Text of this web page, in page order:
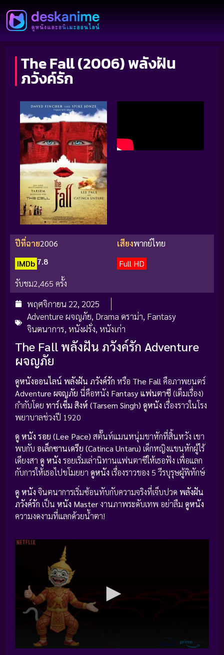
The Fall (2006) พลังฝัน
ภวังค์รัก
ปีที่ฉาย2006 เสียงพากย์ไทย
IMDb 7.8
Full HD
รับชม2,465 ครั้ง
พฤศจิกายน 22, 2025
Adventure ผจญภัย, Drama ดราม่า, Fantasy
จินตนาการ, หนังฝรั่ง, หนังเก่า
The Fall พลังฝัน ภวังค์รัก Adventure
ผจญภัย
ดูหนังออนไลน์ พลังฝัน ภวังค์รัก หรือ The Fall คือภาพยนตร์
Adventure ผจญภัย นี่คือหนัง Fantasy แฟนตาซี(เต็มเรื่อง)
กำกับโดย ทาร์เซ็ม สิงห์ (Tarsem Singh) ดูหนัง เรื่องราวในโรง
พยาบาลช่วงปี 1920
ดู หนัง รอย (Lee Pace) สตั๊นท์แมนหนุ่มขาหักที่สิ้นหวัง เขา
พบกับ อเล็กซานเดรีย (Catinca Untaru) เด็กหญิงแขนหักผู้ไร้
เดียงสา ดู หนัง รอยเริ่มเล่านิทานแฟนตาซีให้เธอฟัง เพื่อแลก
กับการให้เธอไปขโมยยา ดูหนัง เรื่องราวของ 5 วีรบุรุษผู้พิทักษ์
ดู หนัง จินตนาการเริ่มซ้อนทับกับความจริงที่เจ็บปวด พลังฝัน
ภวังค์รัก เป็น หนัง Masterงานภาพระดับเทพ อย่าลืม ดูหนัง
ความงดงามที่แลกด้วยน้ำตา!